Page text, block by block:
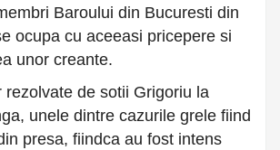
Baroului din Bucuresti din
ocupa cu aceeasi pricepere si
unor creante.
rezolvate de sotii Grigoriu la
unele dintre cazurile grele fiind
presa, fiindca au fost intens